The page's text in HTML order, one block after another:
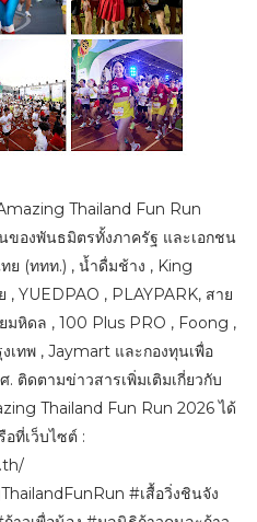
Thailand Fun Run
องพันธมิตรทั้งภาครัฐ และเอกชน
ย (ททท.) , น้ำดื่มช้าง , King
YUEDPAO , PLAYPARK, สาย
มหิดล , 100 Plus PRO , Foong ,
เทพ , Jaymart และกองทุนเพื่อ
ติดตามข่าวสารเพิ่มเติมเกี่ยวกับ
Thailand Fun Run 2026 ได้
ที่เว็บไซต์ :
#เสื้อวิ่งชินจัง